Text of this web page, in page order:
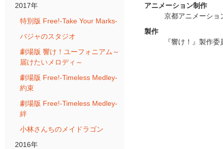
2017年
特別版 Free!-Take Your Marks-
バジャのスタジオ
劇場版 響け！ユーフォニアム～
届けたいメロディ～
劇場版 Free!-Timeless Medley-
約束
劇場版 Free!-Timeless Medley-
絆
小林さんちのメイドラゴン
2016年
アニメーション制作
京都アニメーショ
製作
『響け！』製作委